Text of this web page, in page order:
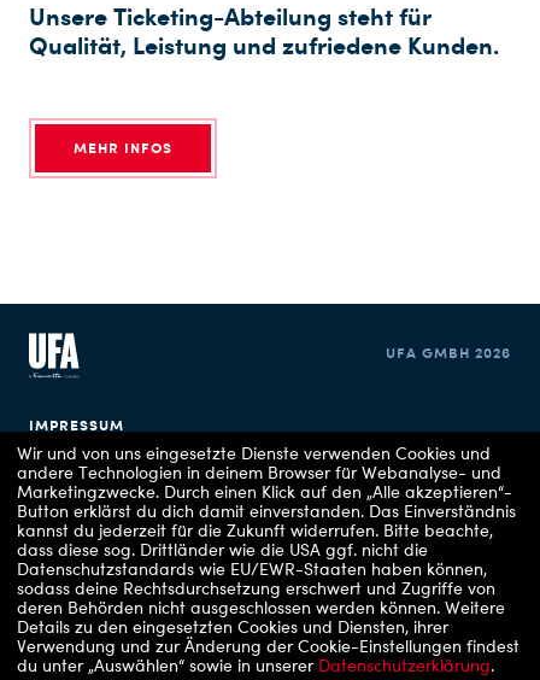
Unsere Ticketing-Abteilung steht für
Qualität, Leistung und zufriedene Kunden.
MEHR INFOS
IMPRESSUM
DATENSCHUTZERKLÄRUNG
COOKIE EINSTELLUNGEN
UFA GMBH 2026
Wir und von uns eingesetzte Dienste verwenden Cookies und
andere Technologien in deinem Browser für Webanalyse- und
Marketingzwecke. Durch einen Klick auf den „Alle akzeptieren“-
Button erklärst du dich damit einverstanden. Das Einverständnis
kannst du jederzeit für die Zukunft widerrufen. Bitte beachte,
dass diese sog. Drittländer wie die USA ggf. nicht die
Datenschutzstandards wie EU/EWR-Staaten haben können,
sodass deine Rechtsdurchsetzung erschwert und Zugriffe von
deren Behörden nicht ausgeschlossen werden können. Weitere
Details zu den eingesetzten Cookies und Diensten, ihrer
Verwendung und zur Änderung der Cookie-Einstellungen findest
du unter „Auswählen“ sowie in unserer Datenschutzerklärung.